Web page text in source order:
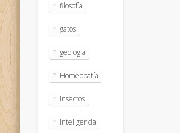
filosofía
gatos
geologia
Homeopatía
insectos
inteligencia